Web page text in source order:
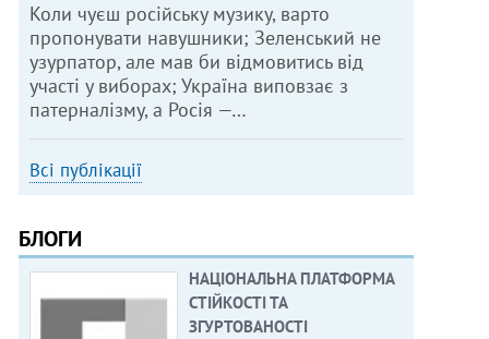
Коли чуєш російську музику, варто
пропонувати навушники; Зеленський не
узурпатор, але мав би відмовитись від
участі у виборах; Україна виповзає з
патерналізму, а Росія —…
Всі публікації
БЛОГИ
НАЦІОНАЛЬНА ПЛАТФОРМА
СТІЙКОСТІ ТА
ЗГУРТОВАНОСТІ